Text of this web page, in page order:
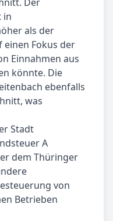
Der
in
als der
einen Fokus der
Einnahmen aus
könnte. Die
ebenfalls
was
Stadt
A
dem Thüringer
von
Betrieben